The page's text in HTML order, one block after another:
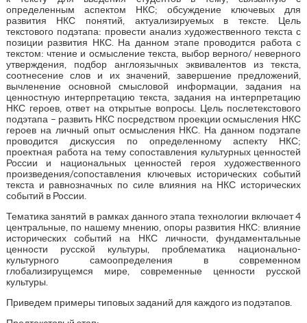
определенным аспектом НКС; обсуждение ключевых для
развития НКС понятий, актуализируемых в тексте. Цель
текстового подэтапа: провести анализ художественного текста с
позиции развития НКС. На данном этапе проводится работа с
текстом: чтение и осмысление текста, выбор верного/ неверного
утверждения, подбор англоязычных эквивалентов из текста,
соотнесение слов и их значений, завершение предложений,
вычленение основной смысловой информации, задания на
ценностную интерпретацию текста, задания на интерпретацию
НКС героев, ответ на открытые вопросы. Цель послетекстового
подэтапа – развить НКС посредством проекции осмысления НКС
героев на личный опыт осмысления НКС. На данном подэтапе
проводится дискуссия по определенному аспекту НКС;
проектная работа на тему сопоставления культурных ценностей
России и национальных ценностей героя художественного
произведения/сопоставления ключевых исторических событий
текста и равнозначных по силе влияния на НКС исторических
событий в России.
Тематика занятий в рамках данного этапа технологии включает 4
центральные, по нашему мнению, опоры развития НКС: влияние
исторических событий на НКС личности, фундаментальные
ценности русской культуры, проблематика национально-
культурного самоопределения в современном
глобализирущемся мире, современные ценности русской
культуры.
Приведем примеры типовых заданий для каждого из подэтапов.